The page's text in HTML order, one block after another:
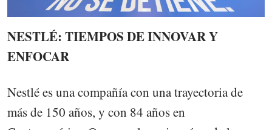
NESTLÉ: TIEMPOS DE INNOVAR Y
ENFOCAR
Nestlé es una compañía con una trayectoria de
más de 150 años, y con 84 años en